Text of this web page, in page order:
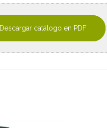
Descargar catálogo en PDF